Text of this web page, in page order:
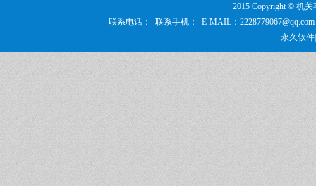
2015 Copyright © 机
联系电话： 联系手机： E-MAIL：
永久软